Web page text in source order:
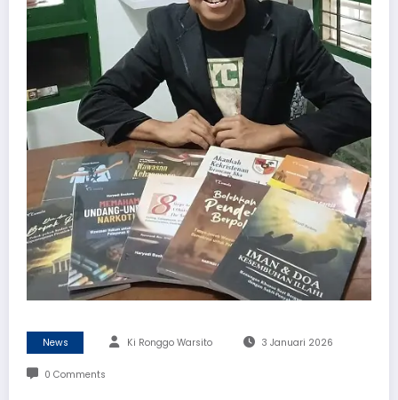
News Ki Ronggo Warsito 3 Januari 2026
0 Comments